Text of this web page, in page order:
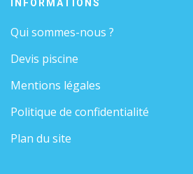
INFORMATIONS
Qui sommes-nous ?
Devis piscine
Mentions légales
Politique de confidentialité
Plan du site